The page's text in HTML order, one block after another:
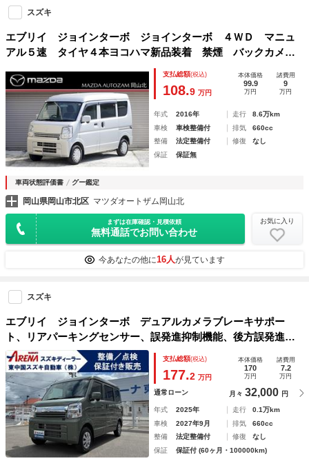
スズキ
エブリイ ジョインターボ ジョインターボ ４ＷＤ マニュ
アル５速 タイヤ４本ヨコハマ新品装着 禁煙 バックカメ
支払総額(税込)
108.9 万円
本体価格
99.9
万円
諸費用
9
万円
年式 2016年 走行
8.6万km
車検
車検整備付 排気
660cc
整備
法定整備付 修復
なし
保証
保証無
車両状態評価書 グー鑑定
岡山県岡山市北区 マツダオートザム岡山北
まずは在庫確認・見積依頼
無料通話でお問い合わせ
お気に入り
今あなたの他に16人が見ています
スズキ
エブリイ ジョインターボ デュアルカメラブレーキサポー
ト、リアパーキングセンサー、誤発進抑制機能、後方誤発進抑
制機能、ＬＥＤヘッドランプ、イモビライザー、車速連動式オ
ートドアロック、シートヒーター（運転席・助手席）
支払総額(税込)
177.2 万円
本体価格
170
万円
諸費用
7.2
万円
通常ローン 月々 32,000 円
年式 2025年 走行
0.1万km
車検
2027年9月 排気
660cc
整備
法定整備付 修復
なし
保証
保証付 (60ヶ月・100000km)